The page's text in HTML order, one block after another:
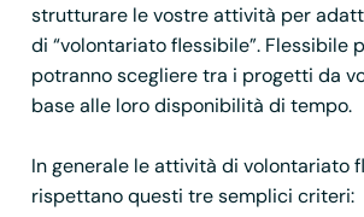
strutturare le vostre attività per
di “volontariato flessibile”. Flessibile
potranno scegliere tra i progetti da
base alle loro disponibilità di tempo.
In generale le attività di volontariato
rispettano questi tre semplici criteri: